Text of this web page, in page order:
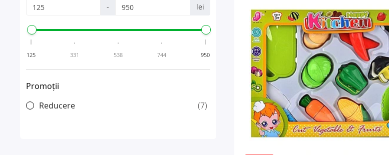
- lei
125 331 538 744 950
Promoții
Reducere
7